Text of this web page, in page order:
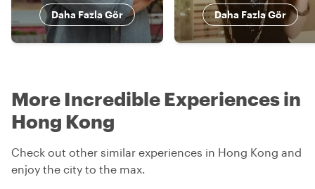
Daha Fazla Gör Daha Fazla Gör
More Incredible Experiences in
Hong Kong
Check out other similar experiences in Hong Kong and
enjoy the city to the max.